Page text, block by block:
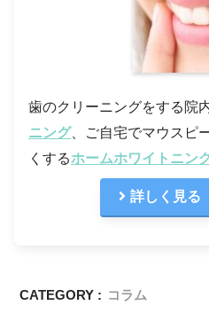
歯のクリーニングをする院
ニング、ご自宅でマウスピ
くするホームホワイトニン
詳しく見る
CATEGORY : コラム